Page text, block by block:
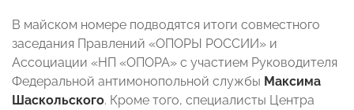
В майском номере подводятся итоги совместного
заседания Правлений «ОПОРЫ РОССИИ» и
Ассоциации «НП «ОПОРА» с участием Руководителя
Федеральной антимонопольной службы Максима
Шаскольского. Кроме того, специалисты Центра